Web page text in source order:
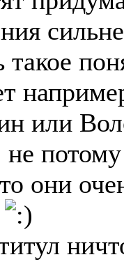
такое
или
они